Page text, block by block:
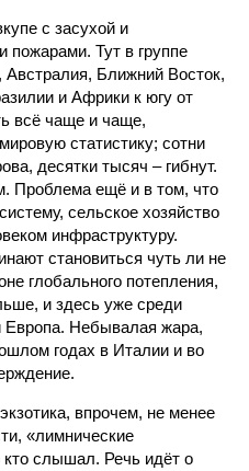
с засухой и
Тут в группе
Ближний Восток,
и Африки к югу от
всё чаще и чаще,
статистику; сотни
десятки тысяч – гибнут.
Проблема ещё и в том, что
сельское хозяйство
инфраструктуру.
становиться чуть ли не
глобального потепления,
и здесь уже среди
Европа. Небывалая жара,
годах в Италии и во
впрочем, не менее
«лимнические
кто слышал. Речь идёт о